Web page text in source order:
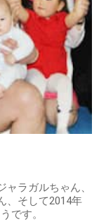
ラガルちゃん、
、そして2014年
です。